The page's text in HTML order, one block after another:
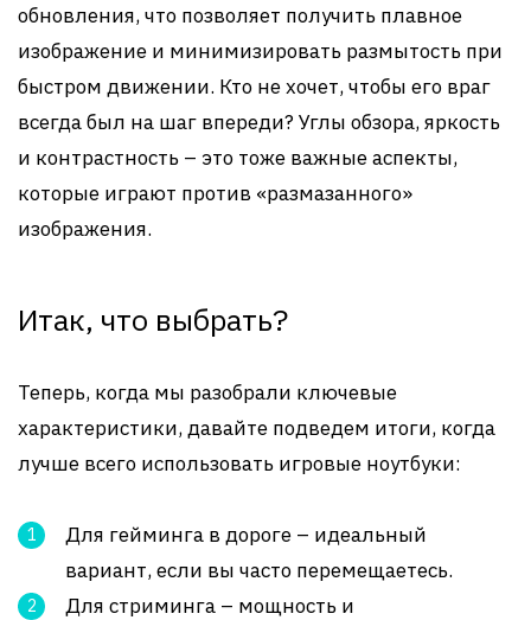
обновления, что позволяет получить плавное
изображение и минимизировать размытость при
быстром движении. Кто не хочет, чтобы его враг
всегда был на шаг впереди? Углы обзора, яркость
и контрастность – это тоже важные аспекты,
которые играют против «размазанного»
изображения.
Итак, что выбрать?
Теперь, когда мы разобрали ключевые
характеристики, давайте подведем итоги, когда
лучше всего использовать игровые ноутбуки:
Для гейминга в дороге – идеальный
вариант, если вы часто перемещаетесь.
Для стриминга – мощность и